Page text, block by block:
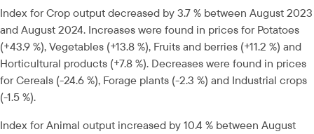
Index for Crop output decreased by 3.7 % between August 2023
and August 2024. Increases were found in prices for Potatoes
(+43.9 %), Vegetables (+13.8 %), Fruits and berries (+11.2 %) and
Horticultural products (+7.8 %). Decreases were found in prices
for Cereals (-24.6 %), Forage plants (-2.3 %) and Industrial crops
(-1.5 %).
Index for Animal output increased by 10.4 % between August